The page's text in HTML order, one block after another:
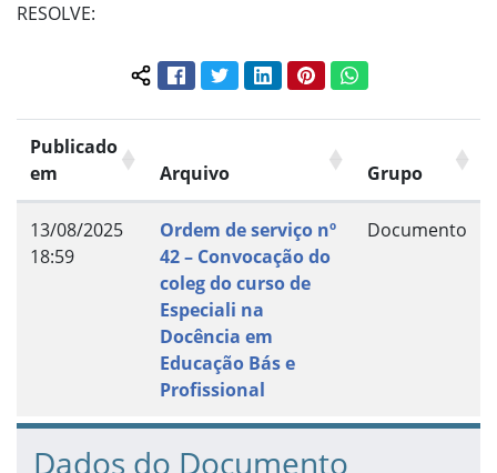
RESOLVE:
Compartilhar conteúdo:
FacebookTwitterLinkedInPinterestWhatsApp
Publicado
em
Arquivo Grupo
13/08/2025
18:59
Ordem de serviço nº
42 – Convocação do
coleg do curso de
Especiali na
Docência em
Educação Bás e
Profissional
Documento
Dados do Documento